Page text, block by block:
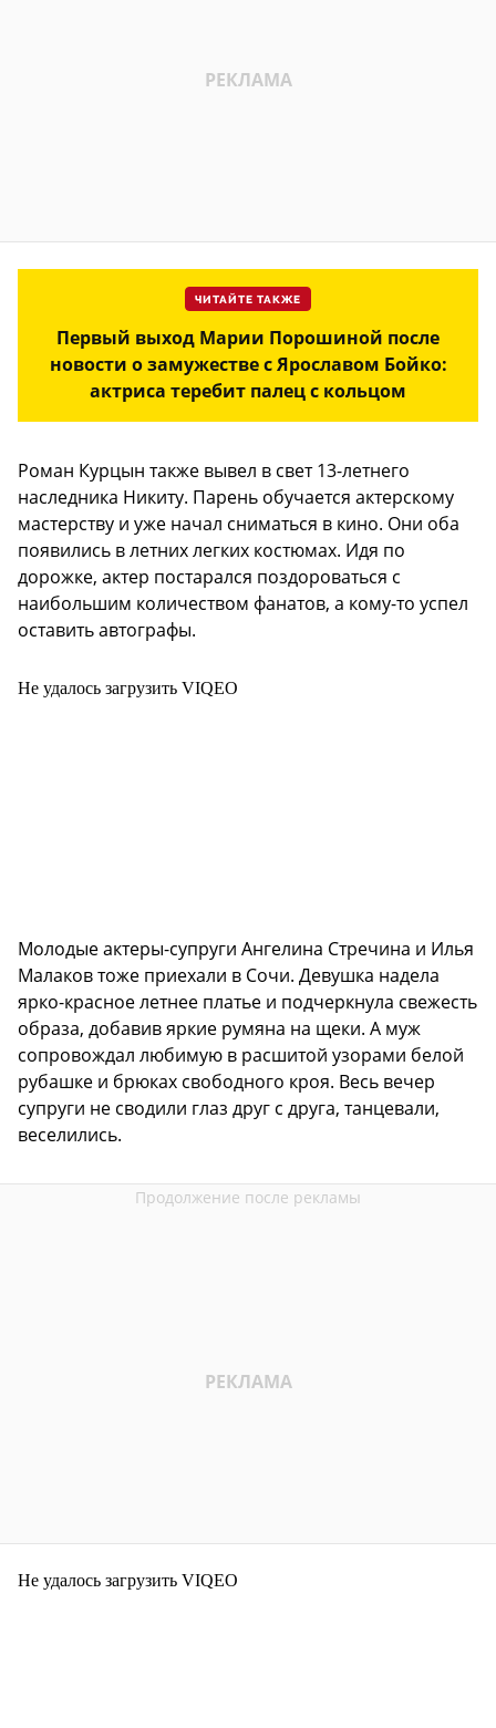
ЧИТАЙТЕ ТАКЖЕ
Первый выход Марии Порошиной после
новости о замужестве с Ярославом Бойко:
актриса теребит палец с кольцом
Роман Курцын также вывел в свет 13-летнего
наследника Никиту. Парень обучается актерскому
мастерству и уже начал сниматься в кино. Они оба
появились в летних легких костюмах. Идя по
дорожке, актер постарался поздороваться с
наибольшим количеством фанатов, а кому-то успел
оставить автографы.
Не удалось загрузить VIQEO
Молодые актеры-супруги Ангелина Стречина и Илья
Малаков тоже приехали в Сочи. Девушка надела
ярко-красное летнее платье и подчеркнула свежесть
образа, добавив яркие румяна на щеки. А муж
сопровождал любимую в расшитой узорами белой
рубашке и брюках свободного кроя. Весь вечер
супруги не сводили глаз друг с друга, танцевали,
веселились.
Не удалось загрузить VIQEO